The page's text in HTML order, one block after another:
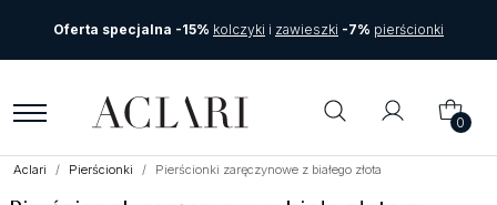
Oferta specjalna -15% kolczyki i zawieszki -7% pierścionki
0
Aclari Pierścionki Pierścionki zaręczynowe z białego złota